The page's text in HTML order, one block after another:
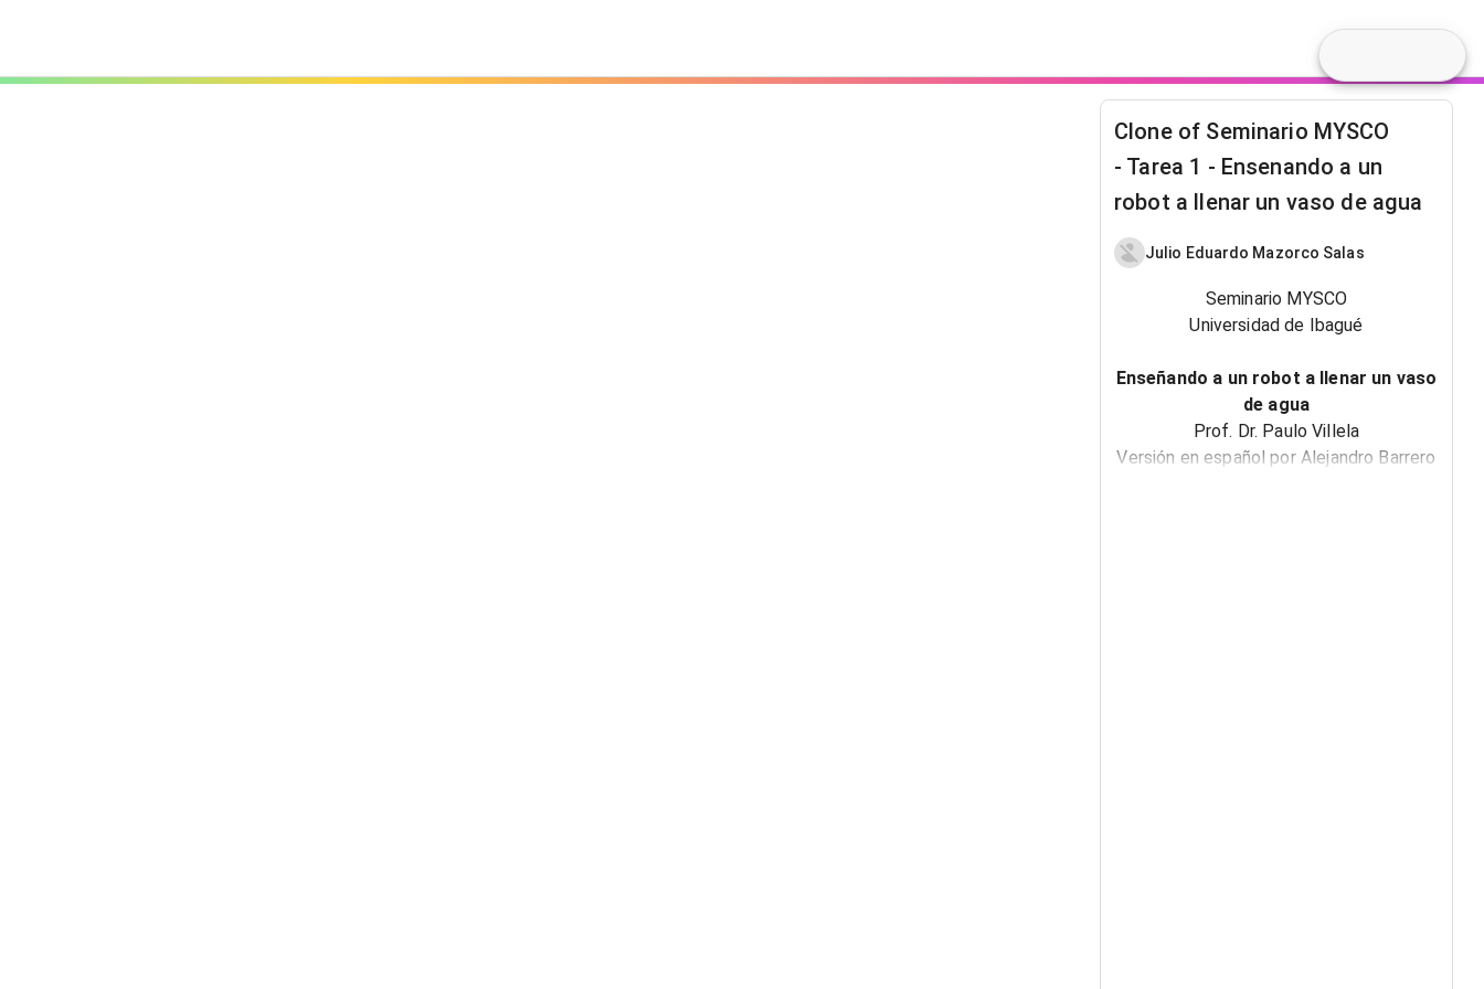
Clone of Seminario MYSCO
- Tarea 1 - Ensenando a un
robot a llenar un vaso de agua
Julio Eduardo Mazorco Salas
Seminario MYSCO
Universidad de Ibagué
Enseñando a un robot a llenar un vaso
de agua
Prof. Dr. Paulo Villela
Versión en español por Alejandro Barrero